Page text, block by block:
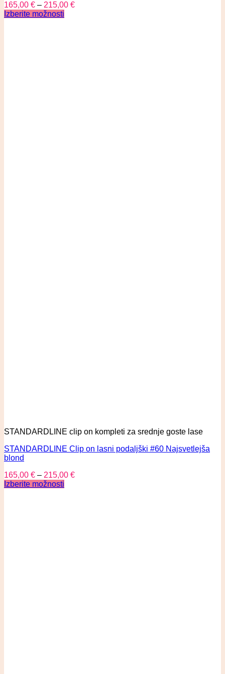
165,00 € – 215,00 €
Izberite možnosti
STANDARDLINE clip on kompleti za srednje goste lase
STANDARDLINE Clip on lasni podaljški #60 Najsvetlejša
blond
165,00 € – 215,00 €
Izberite možnosti